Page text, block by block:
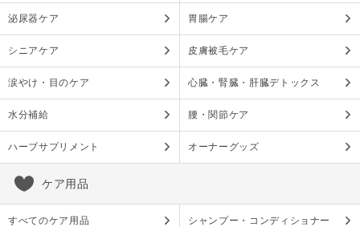
泌尿器ケア 胃腸ケア
シニアケア 皮膚被毛ケア
涙やけ・目のケア 心臓・腎臓・肝臓デトックス
水分補給 腰・関節ケア
ハーブサプリメント オーナーグッズ
ケア用品
すべてのケア用品 シャンプー・コンディショナー